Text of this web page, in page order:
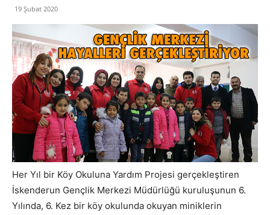
19 Şubat 2020
Her Yıl bir Köy Okuluna Yardım Projesi gerçekleştiren
İskenderun Gençlik Merkezi Müdürlüğü kuruluşunun 6.
Yılında, 6. Kez bir köy okulunda okuyan miniklerin